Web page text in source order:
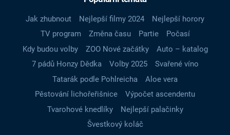
Jak zhubnout Nejlepší filmy 2024
Nejlepší horory
TV program
Změna času Partie
Počasí
Kdy budou volby
ZOO Nové začátky
Auto – katalog
7 pádů Honzy Dědka
Volby 2025
Svařené víno
Tatarák podle Pohlreicha
Aloe vera
Pěstování lichořeřišnice
Výpočet ascendentu
Tvarohové knedlíky
Nejlepší palačinky
Švestkový koláč